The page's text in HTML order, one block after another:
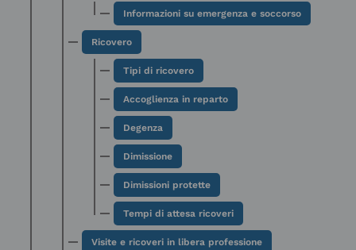
Informazioni su emergenza e soccorso
Ricovero
Tipi di ricovero
Accoglienza in reparto
Degenza
Dimissione
Dimissioni protette
Tempi di attesa ricoveri
Visite e ricoveri in libera professione